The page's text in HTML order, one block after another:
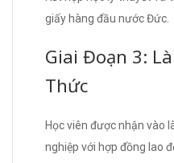
giấy hàng đầu nước Đức.
Giai Đoạn 3:
Thức
Học viên được nhận vào
nghiệp với hợp đồng lao